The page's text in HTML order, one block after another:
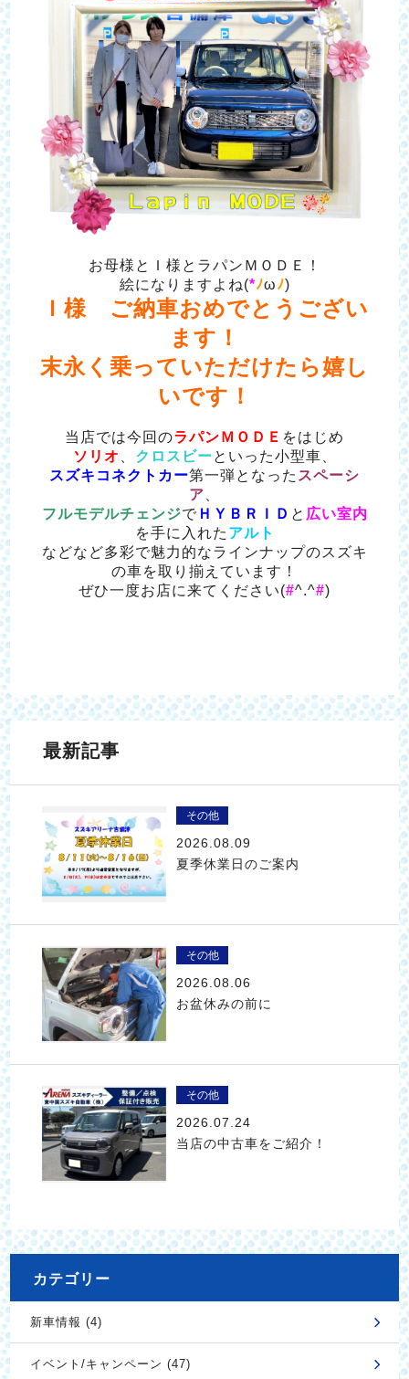
お母様とＩ様とラパンＭＯＤＥ！
絵になりますよね(*ﾉωﾉ)
Ｉ様 ご納車おめでとうござい
ます！
末永く乗っていただけたら嬉し
いです！
当店では今回のラパンＭＯＤＥ をはじめ
ソリオ 、 クロスビーといった小型車、
スズキコネクトカー第一弾となった スペーシ
ア、
フルモデルチェンジで ＨＹＢＲＩＤ と 広い室内
を手に入れた アルト
などなど多彩で魅力的なラインナップのスズキ
の車を取り揃えています！
ぜひ一度お店に来てください(#^.^#)
最新記事
その他
2026.08.09
夏季休業日のご案内
その他
2026.08.06
お盆休みの前に
その他
2026.07.24
当店の中古車をご紹介！
カテゴリー
新車情報 (4)
イベント/キャンペーン (47)